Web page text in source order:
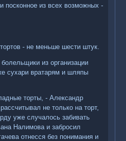
посконное из всех возможных -
- не меньше шести штук.
из организации
сухари вратарям и шляпы
торты, - Александр
не только на торт,
уже случалось забивать
Налимова и забросил
отнесся без понимания и